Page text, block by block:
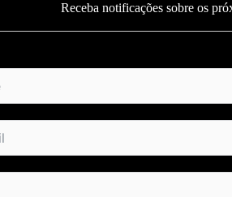
Receba notificações sobre os